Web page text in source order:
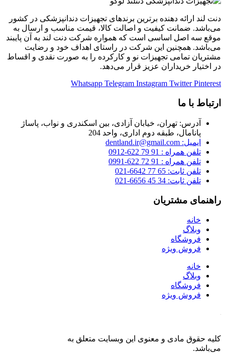
دنت لند ارائه دهنده برترین برندهای تجهیزات دندانپزشکی در کشور
می‌باشد. ضمانت کیفیت و اصالت کالا، قیمت مناسب و ارسال به
موقع سه اصل اساسی است که همواره شرکت دنت لند به آن پایبند
می‌باشد. همچنین این شرکت در راستای اهداف خود و رضایت
مشتریان تمامی تجهیزات نو و کارکرده را به صورت نقدی و اقساط
در اختیار خریداران عزیز قرار می‌دهد.
Whatsapp Telegram Instagram Twitter Pinterest
ارتباط با ما
آدرس: تهران، خیابان آزادی، بین اسکندری و نواب، پاساژ
پانامال، طبقه دوم اداری، واحد 204
ایمیل: dentland.ir@gmail.com
تلفن همراه : 91 79 622-0912
تلفن همراه : 91 72 622-0991
تلفن ثابت: 65 77 6642-021
تلفن ثابت: 34 45 6656-021
راهنمای مشتریان
خانه
وبلاگ
فروشگاه
فروش ویژه
خانه
وبلاگ
فروشگاه
فروش ویژه
کلیه حقوق مادی و معنوی این وبسایت متعلق به
می‌باشد.